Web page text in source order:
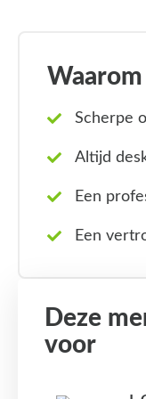
Scherpe
Altijd
Een
Een
Deze
voor